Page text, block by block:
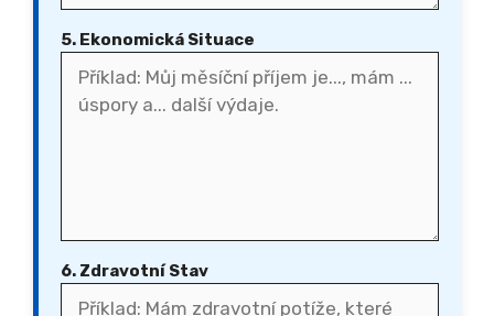
5. Ekonomická Situace
6. Zdravotní Stav